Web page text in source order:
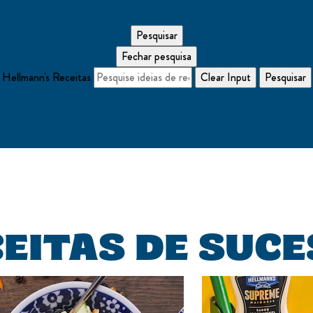
Pesquisar
Pesquise ideias de receitas
Fechar pesquisa
Hellmann's Receitas
Clear Input Pesquisar
DE